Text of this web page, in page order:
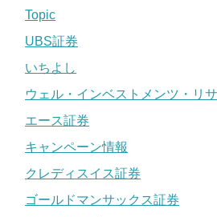
Topic
UBS証券
いちよし
ウェル・インベストメンツ・リ
エース証券
キャンペーン情報
クレディスイス証券
ゴールドマンサックス証券